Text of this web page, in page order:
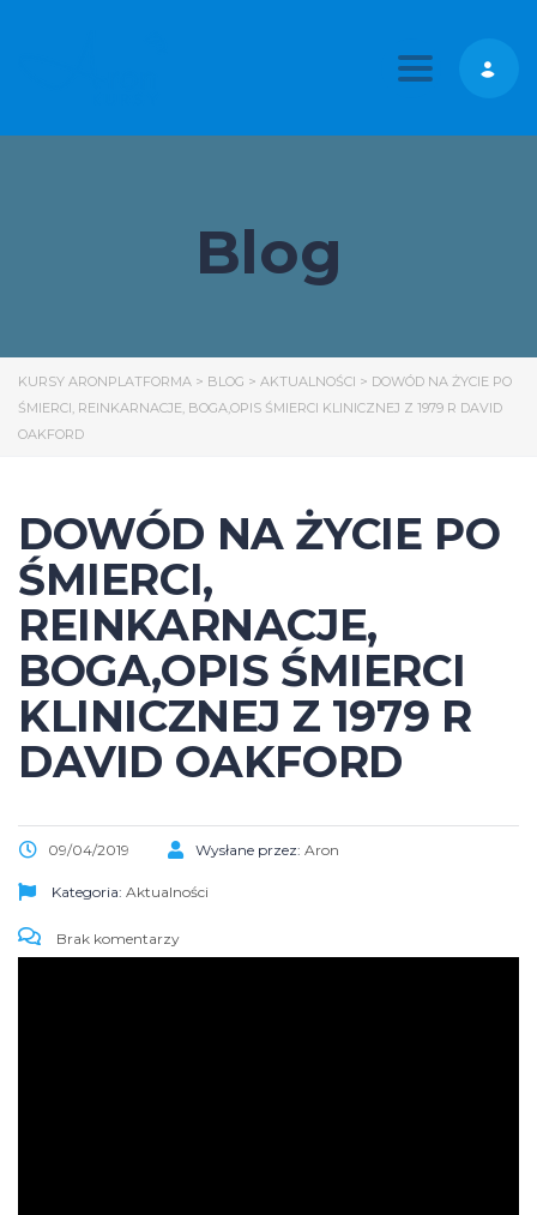
Toggle
Blog
KURSY ARONPLATFORMA > BLOG > AKTUALNOŚCI > DOWÓD NA ŻYCIE PO
ŚMIERCI, REINKARNACJE, BOGA,OPIS ŚMIERCI KLINICZNEJ Z 1979 R DAVID
OAKFORD
DOWÓD NA ŻYCIE PO
ŚMIERCI,
REINKARNACJE,
BOGA,OPIS ŚMIERCI
KLINICZNEJ Z 1979 R
DAVID OAKFORD
09/04/2019 Wysłane przez: Aron
Kategoria: Aktualności
Brak komentarzy